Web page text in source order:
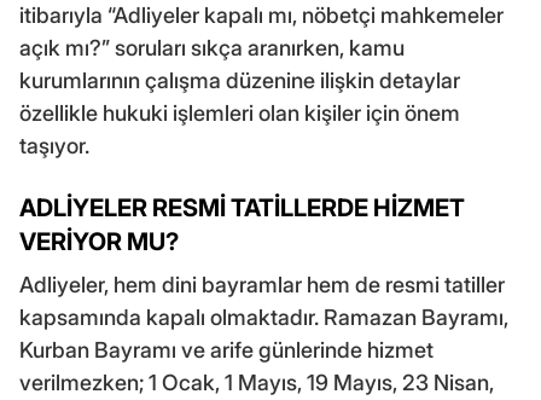
itibarıyla “Adliyeler kapalı mı, nöbetçi mahkemeler
açık mı?” soruları sıkça aranırken, kamu
kurumlarının çalışma düzenine ilişkin detaylar
özellikle hukuki işlemleri olan kişiler için önem
taşıyor.
ADLİYELER RESMİ TATİLLERDE HİZMET
VERİYOR MU?
Adliyeler, hem dini bayramlar hem de resmi tatiller
kapsamında kapalı olmaktadır. Ramazan Bayramı,
Kurban Bayramı ve arife günlerinde hizmet
verilmezken; 1 Ocak, 1 Mayıs, 19 Mayıs, 23 Nisan,